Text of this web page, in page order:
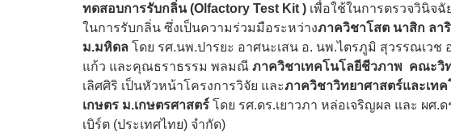
ทดสอบการรับกลิ่น (Olfactory Test Kit ) เพื่อใช้ในการตรวจวินิจ
ในการรับกลิ่น ซึ่งเป็นความร่วมมือระหว่างภาควิชาโสต นาสิก ลา
ม.มหิดล โดย รศ.นพ.ปารยะ อาศนะเสน อ. นพ.ไตรภูมิ สุวรรณเ
แก้ว และคุณธราธรรม พลมณี ภาควิชาเทคโนโลยีชีวภาพ คณะวิ
เลิศศิริ เป็นหัวหน้าโครงการวิจัย และภาควิชาวิทยาศาสตร์และเท
เกษตร ม.เกษตรศาสตร์ โดย รศ.ดร.เยาวภา หล่อเจริญผล และ ผศ.
เบิร์ต (ประเทศไทย) จำกัด)